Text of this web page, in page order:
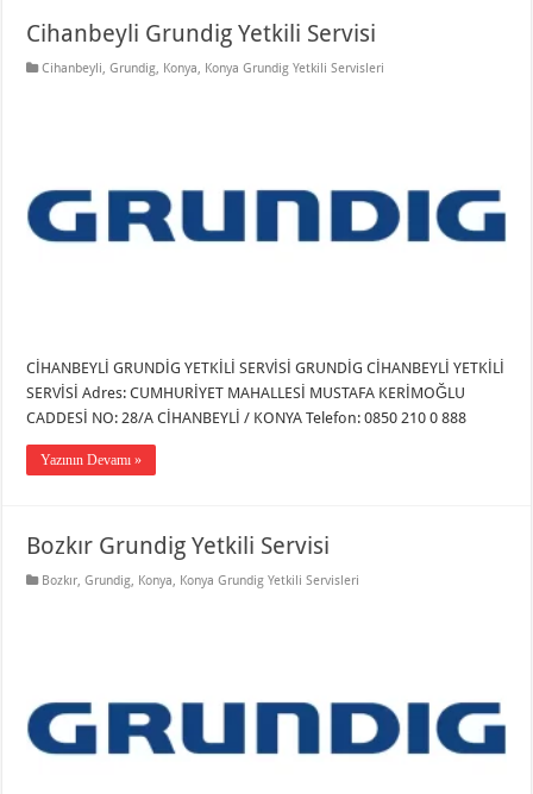
Cihanbeyli Grundig Yetkili Servisi
Cihanbeyli,Grundig, Konya, Konya Grundig Yetkili Servisleri
CİHANBEYLİ GRUNDİG YETKİLİ SERVİSİ GRUNDİG CİHANBEYLİ YETKİLİ
SERVİSİ Adres: CUMHURİYET MAHALLESİ MUSTAFA KERİMOĞLU
CADDESİ NO: 28/A CİHANBEYLİ / KONYA Telefon: 0850 210 0 888
Yazının Devamı »
Bozkır Grundig Yetkili Servisi
Bozkır,Grundig, Konya, Konya Grundig Yetkili Servisleri